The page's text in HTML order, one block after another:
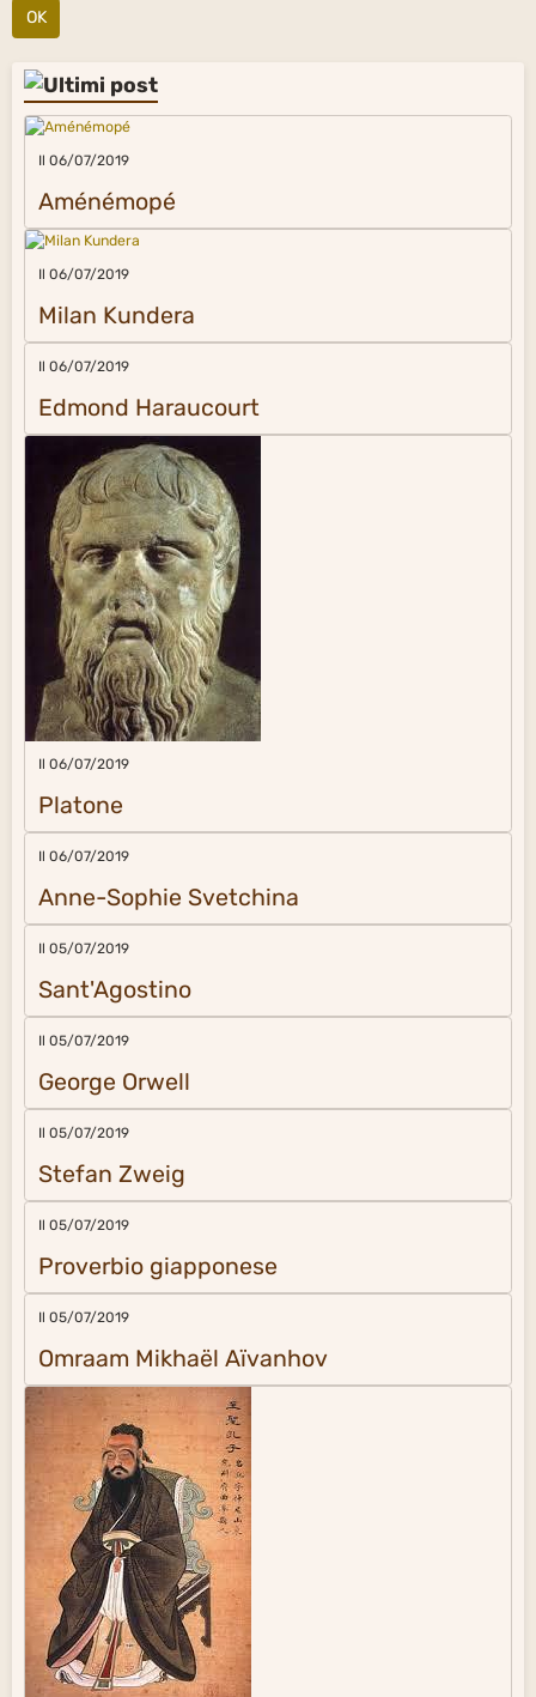
OK
Il 06/07/2019
Aménémopé
Il 06/07/2019
Milan Kundera
Il 06/07/2019
Edmond Haraucourt
Il 06/07/2019
Platone
Il 06/07/2019
Anne-Sophie Svetchina
Il 05/07/2019
Sant'Agostino
Il 05/07/2019
George Orwell
Il 05/07/2019
Stefan Zweig
Il 05/07/2019
Proverbio giapponese
Il 05/07/2019
Omraam Mikhaël Aïvanhov